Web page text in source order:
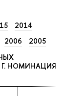
2014
2006
2005
Г. НОМИНАЦИЯ